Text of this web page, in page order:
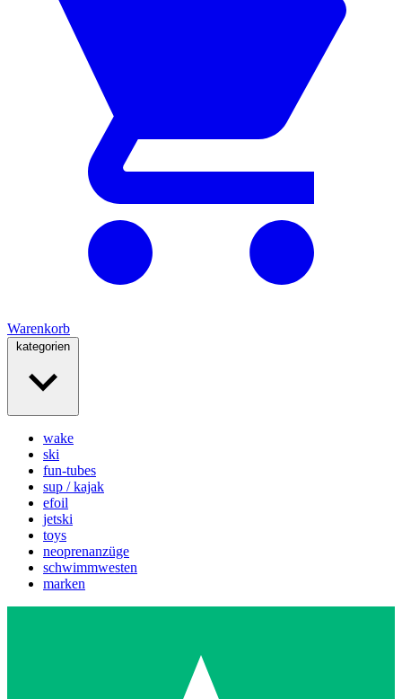
Warenkorb
kategorien
wake
ski
fun-tubes
sup / kajak
efoil
jetski
toys
neoprenanzüge
schwimmwesten
marken